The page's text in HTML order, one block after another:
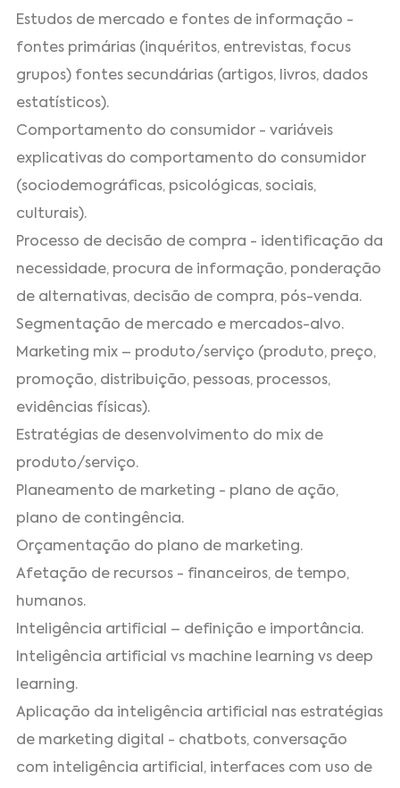
Estudos de mercado e fontes de informação -
fontes primárias (inquéritos, entrevistas, focus
grupos) fontes secundárias (artigos, livros, dados
estatísticos).
Comportamento do consumidor - variáveis
explicativas do comportamento do consumidor
(sociodemográficas, psicológicas, sociais,
culturais).
Processo de decisão de compra - identificação da
necessidade, procura de informação, ponderação
de alternativas, decisão de compra, pós-venda.
Segmentação de mercado e mercados-alvo.
Marketing mix – produto/serviço (produto, preço,
promoção, distribuição, pessoas, processos,
evidências físicas).
Estratégias de desenvolvimento do mix de
produto/serviço.
Planeamento de marketing - plano de ação,
plano de contingência.
Orçamentação do plano de marketing.
Afetação de recursos - financeiros, de tempo,
humanos.
Inteligência artificial – definição e importância.
Inteligência artificial vs machine learning vs deep
learning.
Aplicação da inteligência artificial nas estratégias
de marketing digital - chatbots, conversação
com inteligência artificial, interfaces com uso de